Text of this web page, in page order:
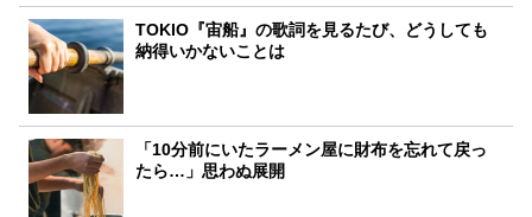
TOKIO『宙船』の歌詞を見るたび、どうしても
納得いかないことは
「10分前にいたラーメン屋に財布を忘れて戻っ
たら…」思わぬ展開